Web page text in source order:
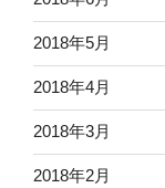
2018年5月
2018年4月
2018年3月
2018年2月